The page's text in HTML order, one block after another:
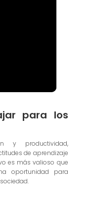
para los
y productividad,
de aprendizaje
es más valioso que
oportunidad para